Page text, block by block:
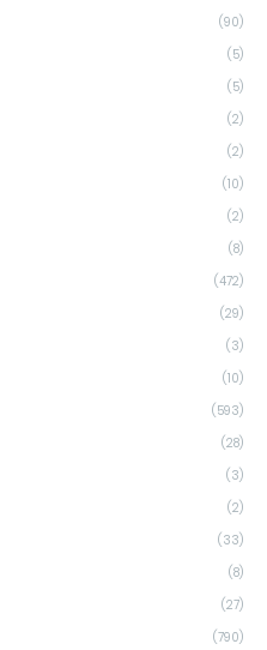
(90)
(5)
(5)
(2)
(2)
(10)
(2)
(8)
(472)
(29)
(3)
(10)
(593)
(28)
(3)
(2)
(33)
(8)
(27)
(790)